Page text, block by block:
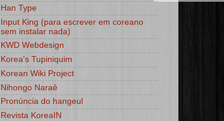
Han Type
Input King (para escrever em coreano
sem instalar nada)
KWD Webdesign
Korea's Tupiniquim
Korean Wiki Project
Nihongo Naraê
Pronúncia do hangeul
Revista KoreaIN